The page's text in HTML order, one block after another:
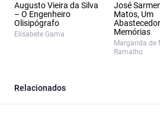
Augusto Vieira da Silva
– O Engenheiro
Olisipógrafo
Elisabete Gama
José
Matos, Um
Memórias
Margarida de
Ramalho
Relacionados